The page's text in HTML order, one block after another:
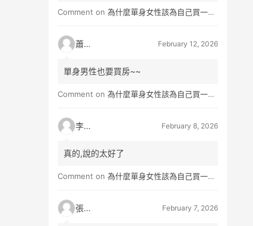
Comment on 為什麼單身女性該為自己買一間房？不只為了棲身，更是為人生買一份「選擇權」
蕭雨 February 12, 2026
單身男性也要買房~~
Comment on 為什麼單身女性該為自己買一間房？不只為了棲身，更是為人生買一份「選擇權」
李小真 February 8, 2026
真的,說的太好了
Comment on 為什麼單身女性該為自己買一間房？不只為了棲身，更是為人生買一份「選擇權」
張小玉 February 7, 2026